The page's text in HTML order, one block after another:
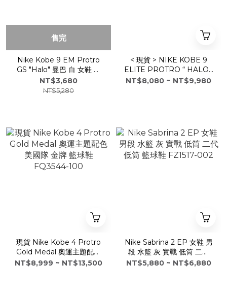
售完
Nike Kobe 9 EM Protro
GS "Halo" 曼巴 白 女鞋 大
童 FV3607-100
NT$3,680
NT$5,280
< 現貨 > NIKE KOBE 9
ELITE PROTRO “ HALO “
FZ7335-100 FZ7334-100
NT$8,080 ~ NT$9,980
現貨 Nike Kobe 4 Protro
Gold Medal 奧運主題配色
美國隊 金牌 籃球鞋
NT$8,999 ~ NT$13,500
Nike Sabrina 2 EP 女鞋 男
段 水籃 灰 實戰 低筒 二代
低筒 籃球鞋 FZ1517-002
NT$5,880 ~ NT$6,880